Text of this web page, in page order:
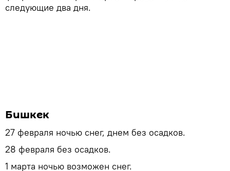
следующие два дня.
Бишкек
27 февраля ночью снег, днем без осадков.
28 февраля без осадков.
1 марта ночью возможен снег.